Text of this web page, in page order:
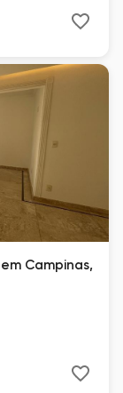
Campinas,